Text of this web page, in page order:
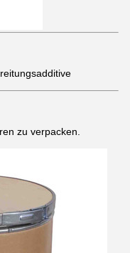
zu verpacken.